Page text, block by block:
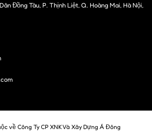
Đồng Tàu, P. Thịnh Liệt, Q. Hoàng Mai, Hà Nội,
về Công Ty CP XNK Và Xây Dựng Á Đông